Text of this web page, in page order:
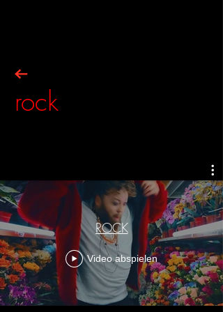
rock
ROCK
Video abspielen